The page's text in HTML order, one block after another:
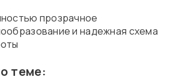
прозрачное
и надежная схема
теме: